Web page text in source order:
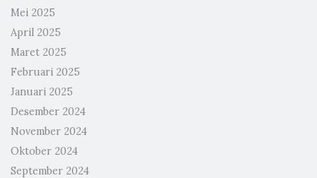
Mei 2025
April 2025
Maret 2025
Februari 2025
Januari 2025
Desember 2024
November 2024
Oktober 2024
September 2024